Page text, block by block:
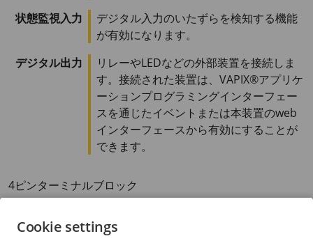
状態監視入力
デジタル入力のいたずらを検知する機能
が有効になります。
デジタル出力
リレーやLEDなどの外部装置を接続しま
す。接続された装置は、VAPIX®アプリケ
ーションプログラミングインターフェー
スを通じたイベントまたは本装置のweb
インターフェースから有効にすることが
できます。
4ピンターミナルブロック
Cookie settings